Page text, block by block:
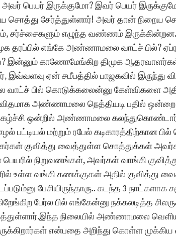
அவர் பெயர் இருக்குமோ? இவர் பெயர்
சொத்து சேர்த்துள்ளார்! அவர் தான் நிறைய
சர்ச்சைகளும் எழுந்த வண்ணம் இருக்கின்றன.
தரப்பில் எங்கே அண்ணாமலை வாட்ச் பில்?
இன்னும் காணோமேங்கிற திமுக
இவ்வளவு ஏன் சமீபத்தில் பாஜகவில் இருந்து
பில் கொடுக்கலைன்னு கேள்விகளை
விதமாக அண்ணாமலை நெத்தியடி பதில்
ஒன்றில் அண்ணாமலை
பட்டியல் மற்றும் ரபேல் கடிகாரத்திற்கான
குவித்து வைத்துள்ள சொத்துக்கள்
நிறுவனங்கள், அவர்கள் வாங்கி
உள்ள வங்கி கணக்குகள் அதில் குவித்து
பேசியிருந்தாரு.. கடந்த 3
பேர்ல பில் எங்கேன்னு நக்கலடித்த
நிலையில் அண்ணாமலை
என்பதை அறிந்து கொள்ள முக்கிய